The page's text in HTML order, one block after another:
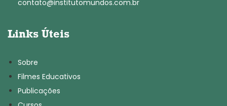
contato@institutomundos.com.br
Links Úteis
Sobre
Filmes Educativos
Publicações